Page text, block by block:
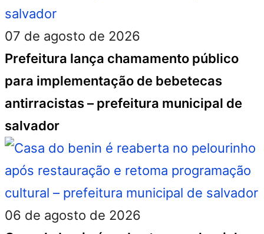
07 de agosto de 2026
Prefeitura lança chamamento público
para implementação de bebetecas
antirracistas – prefeitura municipal de
salvador
06 de agosto de 2026